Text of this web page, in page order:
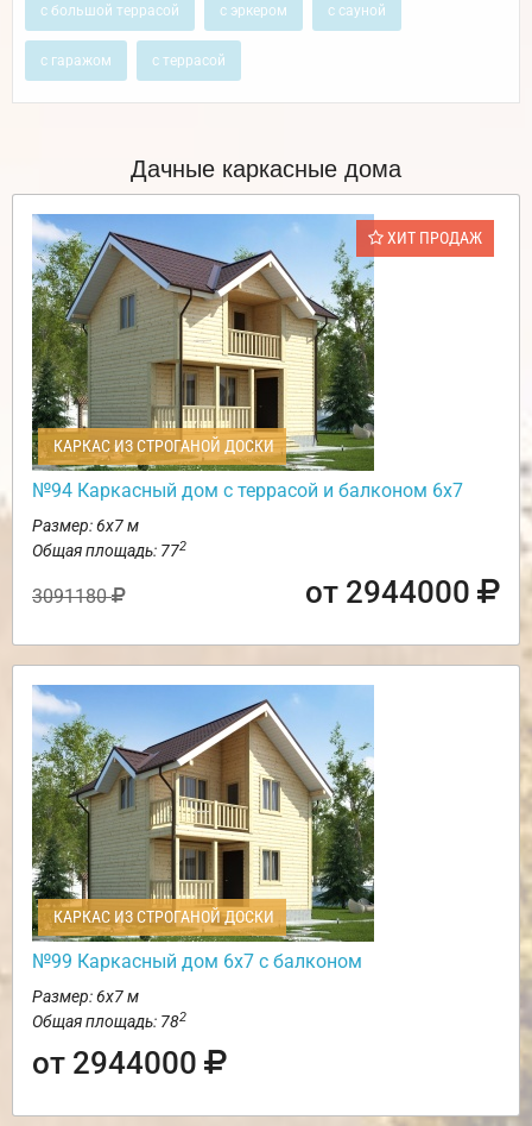
с большой террасой с эркером с сауной
с гаражом с террасой
Дачные каркасные дома
ХИТ ПРОДАЖ
КАРКАС ИЗ СТРОГАНОЙ ДОСКИ
№94 Каркасный дом с террасой и балконом 6х7
Размер: 6х7 м
Общая площадь: 772
3091180 от 2944000
КАРКАС ИЗ СТРОГАНОЙ ДОСКИ
№99 Каркасный дом 6х7 с балконом
Размер: 6х7 м
Общая площадь: 782
от 2944000